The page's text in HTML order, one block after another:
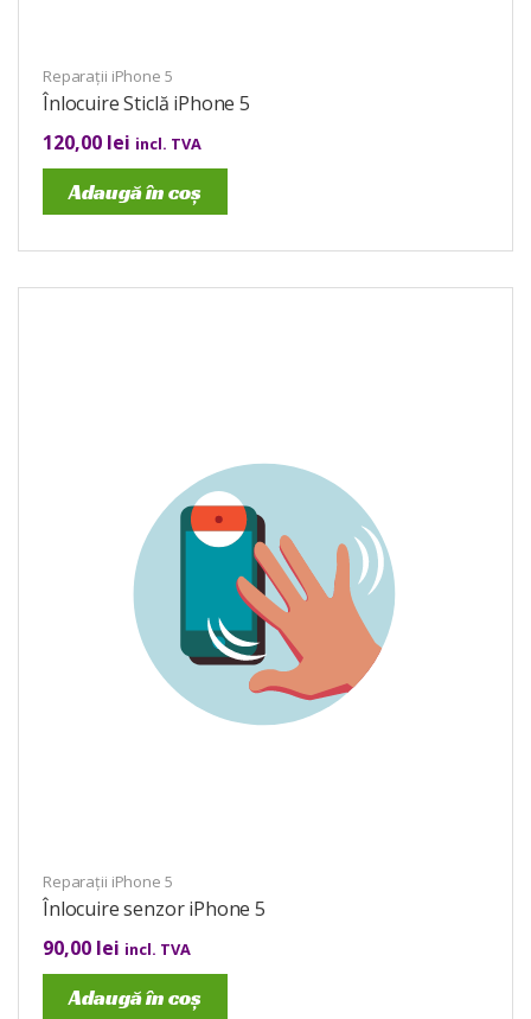
Reparații iPhone 5
Înlocuire Sticlă iPhone 5
120,00 lei incl. TVA
Adaugă în coș
Reparații iPhone 5
Înlocuire senzor iPhone 5
90,00 lei incl. TVA
Adaugă în coș